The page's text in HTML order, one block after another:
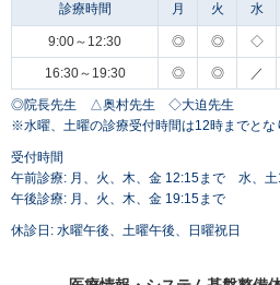
（受診時間までご自宅や車内での待機をお
に電話でお呼び出しします。）ご協力をよ
診療時間 月 火 水
9:00～12:30 ◎ ◎ ◇
16:30～19:30 ◎ ◎ ／
◎院長先生 △奥村先生 ◇大迫先生
※水曜、土曜の診療受付時間は12時までとな
受付時間
午前診療: 月、火、木、金 12:15まで 水、
午後診療: 月、火、木、金 19:15まで
休診日: 水曜午後、土曜午後、日曜祝日